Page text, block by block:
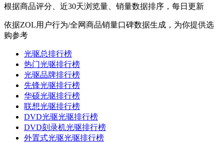
根据商品评分、近30天浏览量、销量数据排序，每日更新
依据ZOL用户行为/全网商品销量口碑数据生成，为你提供选
购参考
光驱总排行榜
热门光驱排行榜
光驱品牌排行榜
先锋光驱排行榜
华硕光驱排行榜
联想光驱排行榜
DVD光驱光驱排行榜
DVD刻录机光驱排行榜
外置式光驱光驱排行榜